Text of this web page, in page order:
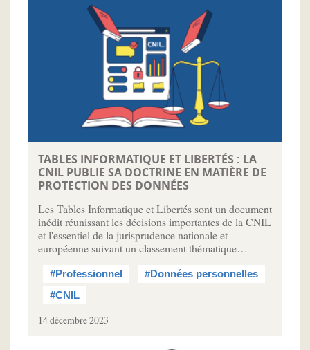
TABLES INFORMATIQUE ET LIBERTÉS : LA
CNIL PUBLIE SA DOCTRINE EN MATIÈRE DE
PROTECTION DES DONNÉES
Les Tables Informatique et Libertés sont un document
inédit réunissant les décisions importantes de la CNIL
et l'essentiel de la jurisprudence nationale et
européenne suivant un classement thématique…
#Professionnel
#Données personnelles
#CNIL
14 décembre 2023